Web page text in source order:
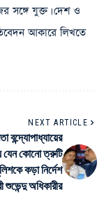
সঙ্গে যুক্ত। দেশ ও
আকারে লিখতে
NEXT ARTICLE
বন্দ্যোপাধ্যায়ের
যেন কোনো ত্রুটি
কড়া নির্দেশ
শুভেন্দু অধিকারীর